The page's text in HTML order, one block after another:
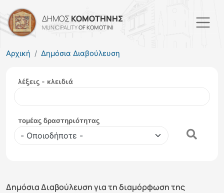
Παράκαμψη προς το
ΔΗΜΟΣΚΟΜΟΤΗΝΗΣ
MUNICIPALITYOF KOMOTINI
Αρχική Δημόσια Διαβούλευση
λέξεις - κλειδιά
τομέας δραστηριότητας
Δημόσια Διαβούλευση για τη διαμόρφωση της